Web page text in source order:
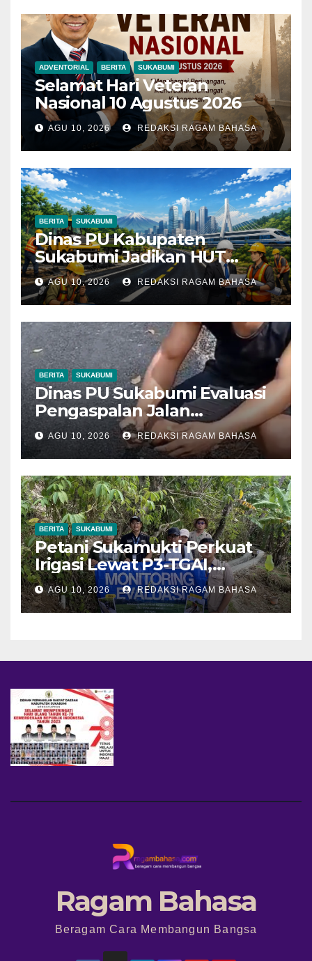
ADVENTORIAL BERITA SUKABUMI
Selamat Hari Veteran
Nasional 10 Agustus 2026
AGU 10, 2026 REDAKSI RAGAM BAHASA
BERITA SUKABUMI
Dinas PU Kabupaten
Sukabumi Jadikan HUT
ASEAN ke-59 sebagai
Momentum Perkuat
Kolaborasi Pembangunan
AGU 10, 2026 REDAKSI RAGAM BAHASA
BERITA SUKABUMI
Dinas PU Sukabumi Evaluasi
Pengaspalan Jalan
Leuwiliang–Bojongtipar yang
Dikeluhkan Mudah
Mengelupas
AGU 10, 2026 REDAKSI RAGAM BAHASA
BERITA SUKABUMI
Petani Sukamukti Perkuat
Irigasi Lewat P3-TGAI,
Jaringan Air Kini Menjangkau
30 Hektare Sawah
AGU 10, 2026 REDAKSI RAGAM BAHASA
Ragam Bahasa
Beragam Cara Membangun Bangsa